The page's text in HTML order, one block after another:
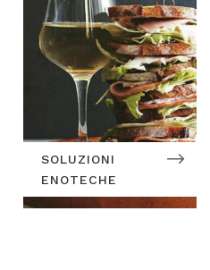
SOLUZIONI
ENOTECHE